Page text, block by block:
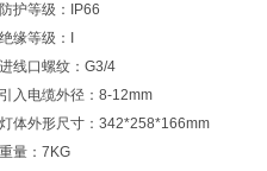
防护等级：IP66
绝缘等级：I
进线口螺纹：G3/4
引入电缆外径：8-12mm
灯体外形尺寸：342*258*166mm
重量：7KG